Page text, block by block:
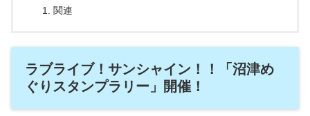
関連
ラブライブ！サンシャイン！！「沼津め
ぐりスタンプラリー」開催！